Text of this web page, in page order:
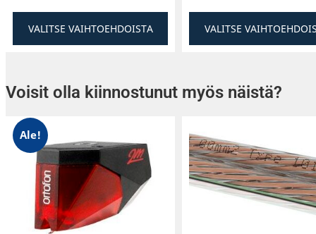
Wharfedale ST-1 -kaiutintelineet valitaan
mustasta tai valkoisesta viimeistelystä, mikä
kaiuttimia missä tahansa huoneessa
VALITSE VAIHTOEHDOISTA VALITSE
Voisit olla kiinnostunut myös näistä?
Ale!